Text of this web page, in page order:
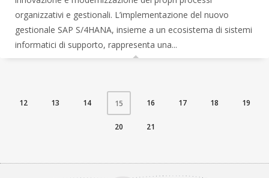
organizzativi e gestionali. L’implementazione del nuovo
gestionale SAP S/4HANA, insieme a un ecosistema di sistemi
informatici di supporto, rappresenta una...
12 13 14 15 16 17 18 19
20 21